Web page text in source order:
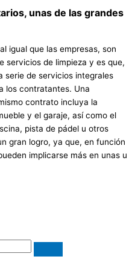
unas de las grandes
igual que las empresas, son
servicios de limpieza y es que,
serie de servicios integrales
los contratantes. Una
contrato incluya la
y el garaje, así como el
pista de pádel u otros
gran logro, ya que, en función
implicarse más en unas u